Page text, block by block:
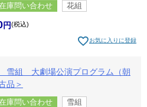
庫問い合わせ 花組
税込
お気に入りに登録
雪組 大劇場公演プログラム（朝
品＞
庫問い合わせ 雪組